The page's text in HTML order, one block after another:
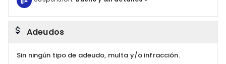
Adeudos
Sin ningún tipo de adeudo, multa y/o infracción.